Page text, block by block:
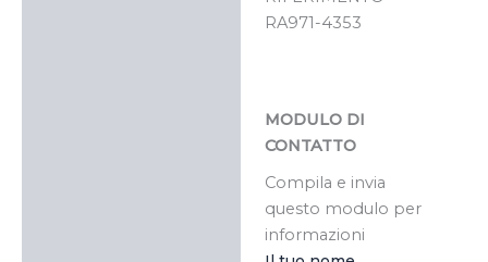
RA971-4353
MODULO DI
CONTATTO
Compila e invia
questo modulo per
informazioni